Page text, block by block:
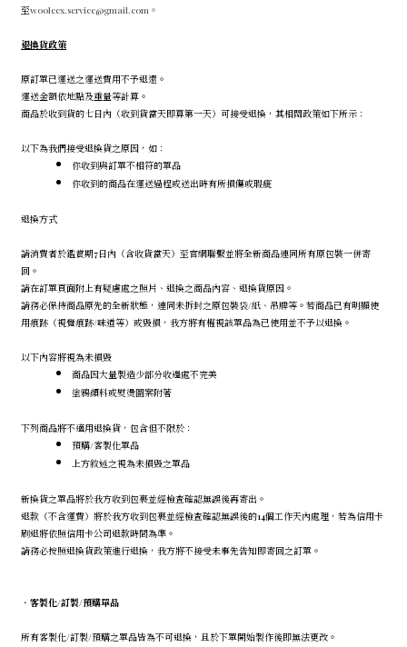
至wooleex.service@gmail.com。
退換貨政策
原訂單已運送之運送費用不予退還。
運送金額依地點及重量等計算。
商品於收到貨的七日內（收到貨當天即算第一天）可接受退換，其相關政策如下所示：
以下為我們接受退換貨之原因，如：
你收到與訂單不相符的單品
你收到的商品在運送過程或送出時有所損傷或瑕疵
退換方式
請消費者於鑑賞期7日內（含收貨當天）至官網聯繫並將全新商品連同所有原包裝一併寄
回。
請在訂單頁面附上有疑慮處之照片、退換之商品內容、退換貨原因。
請務必保持商品原先的全新狀態，連同未拆封之原包裝袋/紙、吊牌等。若商品已有明顯使
用痕跡（視覺痕跡/味道等）或毀損，我方將有權視該單品為已使用並不予以退換。
以下內容將視為未損毀
商品因大量製造少部分收邊處不完美
塗鴉顏料或熨燙圖案附著
下列商品將不適用退換貨，包含但不限於：
預購/客製化單品
上方敘述之視為未損毀之單品
新換貨之單品將於我方收到包裹並經檢查確認無誤後再寄出。
退款（不含運費）將於我方收到包裹並經檢查確認無誤後的14個工作天內處理，若為信用卡
刷退將依照信用卡公司退款時間為準。
請務必按照退換貨政策進行退換，我方將不接受未事先告知即寄回之訂單。
． 客製化/訂製/預購單品
所有客製化/訂製/預購之單品皆為不可退換，且於下單開始製作後即無法更改。